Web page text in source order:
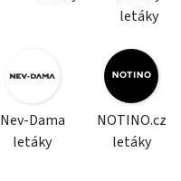
letáky
Nev-Dama
letáky
NOTINO.cz
letáky